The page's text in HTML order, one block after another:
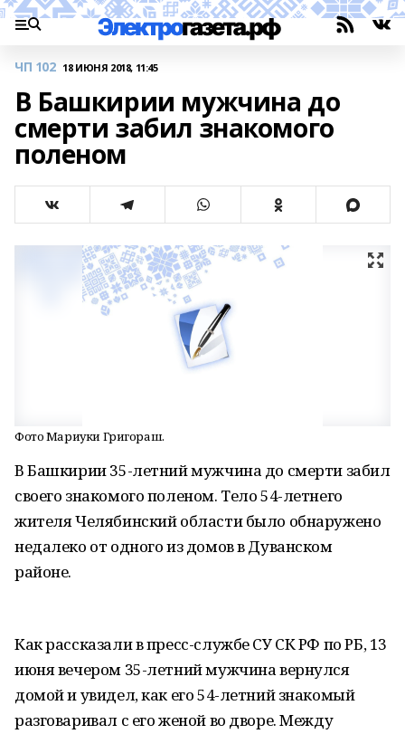
ЧП 102 18 ИЮНЯ 2018, 11:45
В Башкирии мужчина до
смерти забил знакомого
поленом
Фото Мариуки Григораш.
В Башкирии 35-летний мужчина до смерти забил
своего знакомого поленом. Тело 54-летнего
жителя Челябинский области было обнаружено
недалеко от одного из домов в Дуванском
районе.
Как рассказали в пресс-службе СУ СК РФ по РБ, 13
июня вечером 35-летний мужчина вернулся
домой и увидел, как его 54-летний знакомый
разговаривал с его женой во дворе. Между